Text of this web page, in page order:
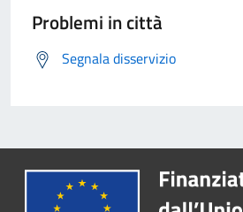
Problemi in città
Segnala disservizio